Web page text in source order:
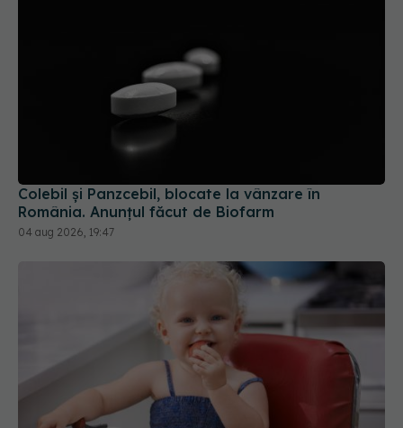
Colebil și Panzcebil, blocate la vânzare în
România. Anunțul făcut de Biofarm
04 aug 2026, 19:47